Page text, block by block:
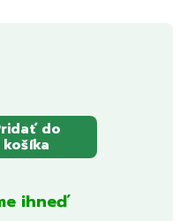
do
košíka
ihneď